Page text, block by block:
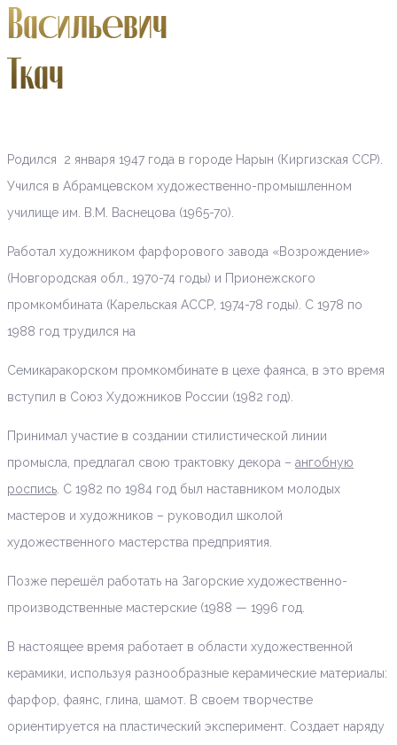
Васильевич
Ткач
Родился 2 января 1947 года в городе Нарын (Киргизская ССР).
Учился в Абрамцевском художественно-промышленном
училище им. В.М. Васнецова (1965-70).
Работал художником фарфорового завода «Возрождение»
(Новгородская обл., 1970-74 годы) и Прионежского
промкомбината (Карельская АССР, 1974-78 годы). С 1978 по
1988 год трудился на
Семикаракорском промкомбинате в цехе фаянса, в это время
вступил в Союз Художников России (1982 год).
Принимал участие в создании стилистической линии
промысла, предлагал свою трактовку декора – ангобную
роспись. С 1982 по 1984 год был наставником молодых
мастеров и художников – руководил школой
художественного мастерства предприятия.
Позже перешёл работать на Загорские художественно-
производственные мастерские (1988 — 1996 год.
В настоящее время работает в области художественной
керамики, используя разнообразные керамические материалы:
фарфор, фаянс, глина, шамот. В своем творчестве
ориентируется на пластический эксперимент. Создает наряду